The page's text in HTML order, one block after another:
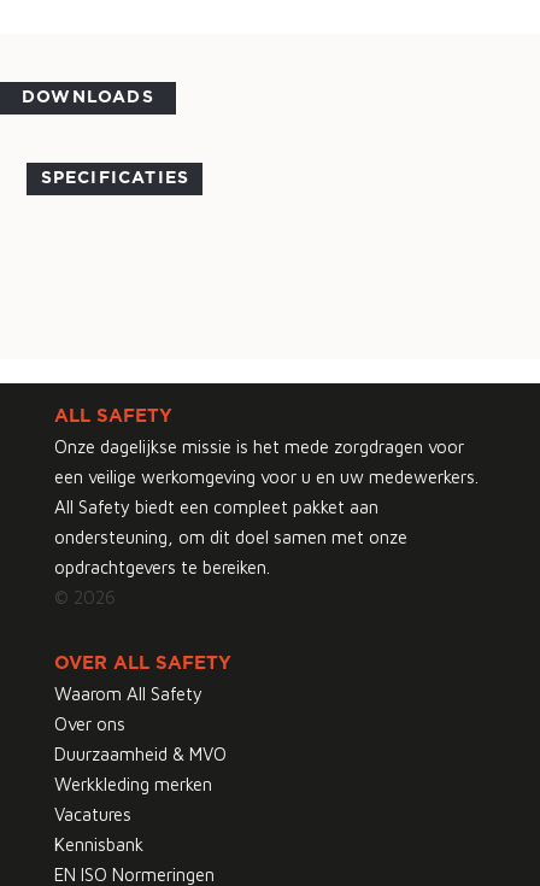
DOWNLOADS
SPECIFICATIES
ALL SAFETY
Onze dagelijkse missie is het mede zorgdragen voor
een veilige werkomgeving voor u en uw medewerkers.
All Safety biedt een compleet pakket aan
ondersteuning, om dit doel samen met onze
opdrachtgevers te bereiken.
© 2026
OVER ALL SAFETY
Waarom All Safety
Over ons
Duurzaamheid & MVO
Werkkleding merken
Vacatures
Kennisbank
EN ISO Normeringen